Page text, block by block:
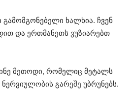
გამომგონებელი ხალხია. ჩვენ
და ერთმანეთს ვუზიარებთ
მეთოდი, რომელიც მეტალს
ნერვიულობის გარეშე უბრუნებს.